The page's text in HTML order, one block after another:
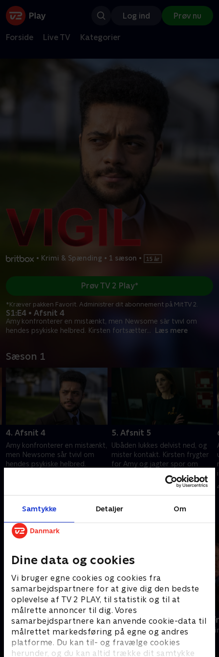
Samtykke Detaljer Om
Dine data og cookies
Vi bruger egne cookies og cookies fra
samarbejdspartnere for at give dig den bedste
oplevelse af TV 2 PLAY, til statistik og til at
målrette annoncer til dig. Vores
samarbejdspartnere kan anvende cookie-data til
målrettet markedsføring på egne og andres
platforme. Du kan til- og fravælge cookies
herunder, og du kan altid trække dit samtykke
Log ind Prøv nu
Forside Live TV Kategorier
• Krimi & Spænding • 1 sæson •
S1:E4 • Afsnit 4
Amy konfronterer en mistænkt, men Newsome sår tvivl om
hendes psykiske helbred. Kirsten fortsætter... Læs mere
Prøv TV 2 Play*
*Kræver pakken Favorit. Administrer dit abonnement på Mit TV 2.
Sæson 1
4. Afsnit 4
Amy konfronterer en mistænkt,
men Newsome sår tvivl om
hendes psykiske helbred.
5. Afsnit 5
Ubåden lukkes delvist ned, og
mister kontakt. Kirsten frygter
for Amy og jagter spor om
alt på spil for at finde
Andre så også
DNA
Krimi & Spænding • 2 sæsoner
En sag for
Krimi &